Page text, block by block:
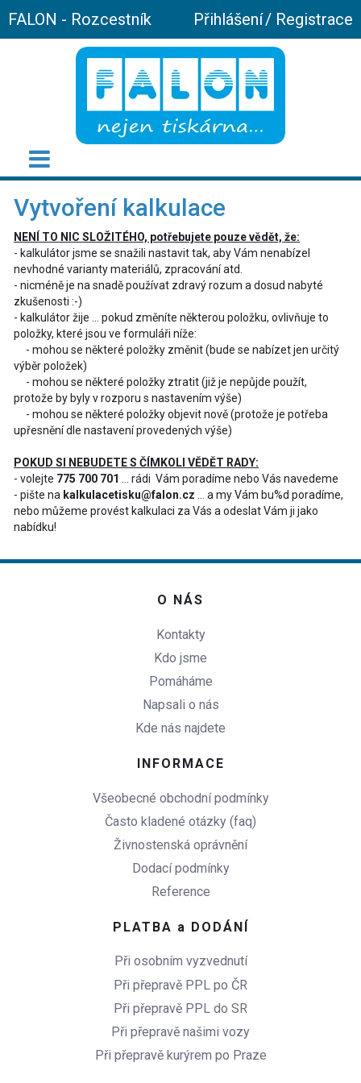
FALON - Rozcestník Přihlášení/ Registrace
Vytvoření kalkulace
NENÍ TO NIC SLOŽITÉHO, potřebujete pouze vědět, že:
- kalkulátor jsme se snažili nastavit tak, aby Vám nenabízel
nevhodné varianty materiálů, zpracování atd.
- nicméně je na snadě používat zdravý rozum a dosud nabyté
zkušenosti :-)
- kalkulátor žije ... pokud změníte některou položku, ovlivňuje to
položky, které jsou ve formuláři níže:
- mohou se některé položky změnit (bude se nabízet jen určitý
výběr položek)
- mohou se některé položky ztratit (již je nepůjde použít,
protože by byly v rozporu s nastavením výše)
- mohou se některé položky objevit nově (protože je potřeba
upřesnění dle nastavení provedených výše)
POKUD SI NEBUDETE S ČÍMKOLI VĚDĚT RADY:
- volejte 775 700 701
... rádi Vám poradíme nebo Vás navedeme
- pište na kalkulacetisku@falon.cz ... a my Vám bu%d poradíme,
nebo můžeme provést kalkulaci za Vás a odeslat Vám ji jako
nabídku!
O NÁS
Kontakty
Kdo jsme
Pomáháme
Napsali o nás
Kde nás najdete
INFORMACE
Všeobecné obchodní podmínky
Často kladené otázky (faq)
Živnostenská oprávnění
Dodací podmínky
Reference
PLATBA a DODÁNÍ
Při osobním vyzvednutí
Při přepravě PPL po ČR
Při přepravě PPL do SR
Při přepravě našimi vozy
Při přepravě kurýrem po Praze